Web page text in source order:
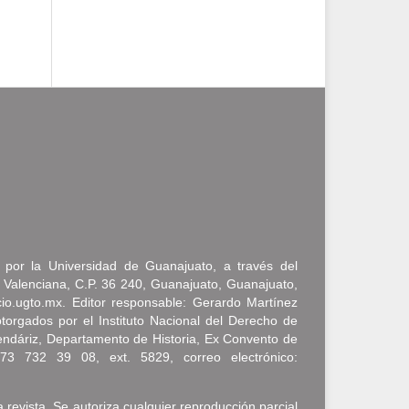
la Universidad de Guanajuato, a través del
C.P. 36 240, Guanajuato, Guanajuato,
Editor responsable: Gerardo Martínez
por el Instituto Nacional del Derecho de
Departamento de Historia, Ex Convento de
732 39 08, ext. 5829, correo electrónico:
Se autoriza cualquier reproducción parcial